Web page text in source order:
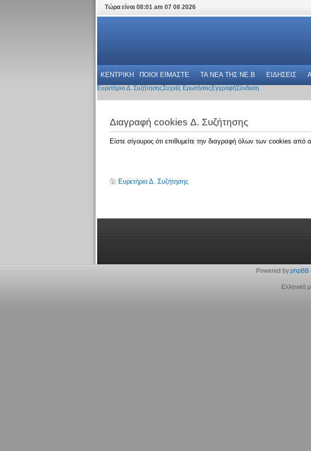
Τώρα είναι 08:01 am 07 08 2026
ΚΕΝΤΡΙΚΗ ΠΟΙΟΙ ΕΙΜΑΣΤΕ ΤΑ ΝΕΑ THΣ NE.B ΕΙΔΗΣΕΙΣ
Ευρετήριο Δ. ΣυζήτησηςΣυχνές Ερωτήσεις ΕγγραφήΣύνδεση
Διαγραφή cookies Δ. Συζήτησης
Είστε σίγουρος ότι επιθυμείτε την διαγραφή όλων των cookies από
Ευρετήριο Δ. Συζήτησης
Powered by phpBB
Ελληνική